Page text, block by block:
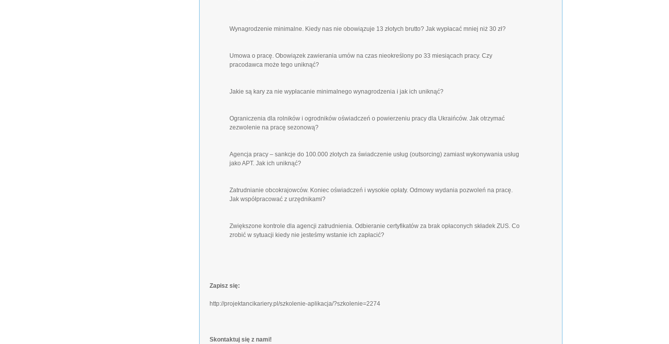
Wynagrodzenie minimalne. Kiedy nas nie obowiązuje 13 złotych brutto? Jak wypłacać mniej niż 30 zł?
Umowa o pracę. Obowiązek zawierania umów na czas nieokreślony po 33 miesiącach pracy. Czy
pracodawca może tego uniknąć?
Jakie są kary za nie wypłacanie minimalnego wynagrodzenia i jak ich uniknąć?
Ograniczenia dla rolników i ogrodników oświadczeń o powierzeniu pracy dla Ukraińców. Jak otrzymać
zezwolenie na pracę sezonową?
Agencja pracy – sankcje do 100.000 złotych za świadczenie usług (outsorcing) zamiast wykonywania usług
jako APT. Jak ich uniknąć?
Zatrudnianie obcokrajowców. Koniec oświadczeń i wysokie opłaty. Odmowy wydania pozwoleń na pracę.
Jak współpracować z urzędnikami?
Zwiększone kontrole dla agencji zatrudnienia. Odbieranie certyfikatów za brak opłaconych składek ZUS. Co
zrobić w sytuacji kiedy nie jesteśmy wstanie ich zapłacić?
Zapisz się:
http://projektancikariery.pl/szkolenie-aplikacja/?szkolenie=2274
Skontaktuj się z nami!